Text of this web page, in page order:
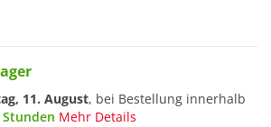
11. August, bei Bestellung innerhalb
Mehr Details